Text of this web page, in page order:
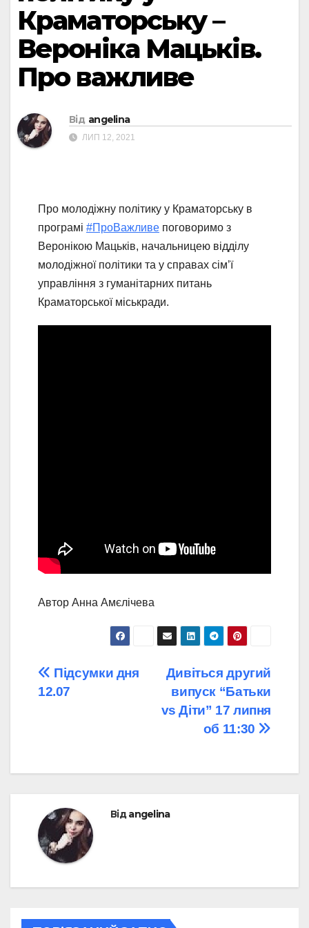
Краматорську –
Вероніка Мацьків.
Про важливе
Від angelina
ЛИП 12, 2021
Про молодіжну політику у Краматорську в
програмі #ПроВажливе поговоримо з
Веронікою Мацьків, начальницею відділу
молодіжної політики та у справах сім’ї
управління з гуманітарних питань
Краматорської міськради.
Автор Анна Амєлічева
Навігація
Дивіться другий
випуск “Батьки
vs Діти” 17 липня
об 11:30
Підсумки дня
12.07
Відangelina